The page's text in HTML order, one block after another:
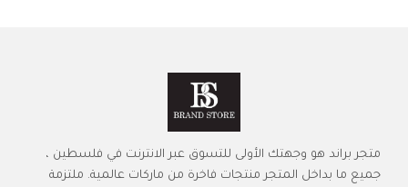
متجر براند هو وجهتك الأولى للتسوق عبر الانترنت في فلسطين ،
جميع ما بداخل المتجر منتجات فاخرة من ماركات عالمية. ملتزمة